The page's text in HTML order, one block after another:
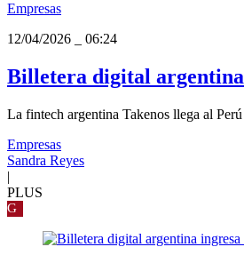
Empresas
12/04/2026
06:24
Billetera digital
La fintech argentina Takenos llega al
Empresas
Sandra Reyes
|
PLUS
G